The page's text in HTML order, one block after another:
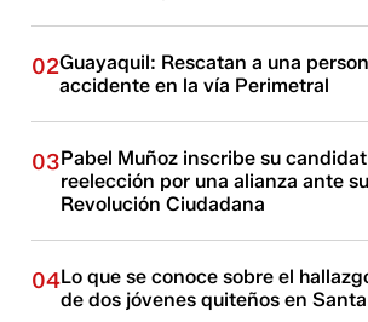
02Guayaquil: Rescatan a una
accidente en la vía Perimetral
03Pabel Muñoz inscribe su
reelección por una alianza ante
Revolución Ciudadana
04Lo que se conoce sobre el
de dos jóvenes quiteños en